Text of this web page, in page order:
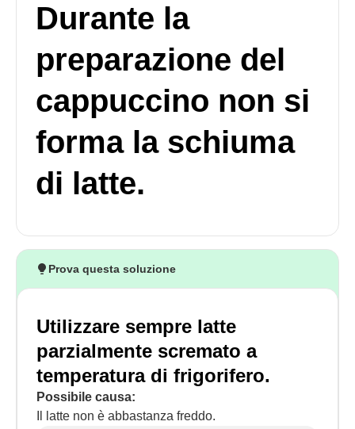
Durante la
preparazione del
cappuccino non si
forma la schiuma
di latte.
Prova questa soluzione
Utilizzare sempre latte
parzialmente scremato a
temperatura di frigorifero.
Possibile causa:
Il latte non è abbastanza freddo.